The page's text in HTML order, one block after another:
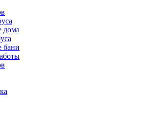
дома
бани